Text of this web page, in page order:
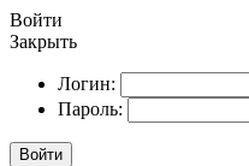
Войти
Закрыть
Логин:
Пароль:
Войти